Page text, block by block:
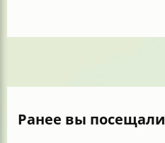
Ранее вы посещали